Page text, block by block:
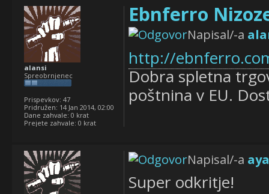
Ebnferro
Napisal/-a
http://
Dobra spletna
poštnina v EU.
alansi
Spreobrnjenec
Prispevkov: 47
Pridružen: 14 Jan 2014, 02:00
Dane zahvale: 0 krat
Prejete zahvale: 0 krat
Napisal/-a
Super odkritje!